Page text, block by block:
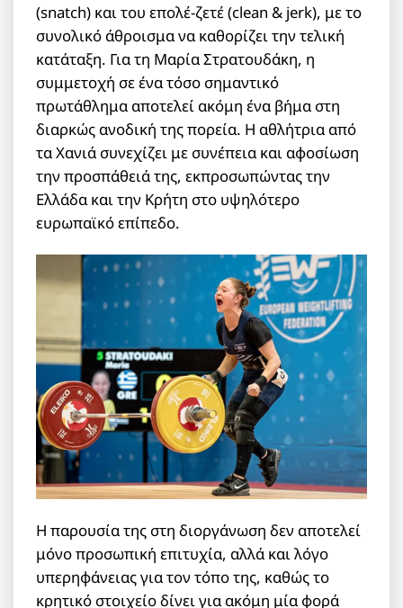
(snatch) και του επολέ-ζετέ (clean & jerk), με το
συνολικό άθροισμα να καθορίζει την τελική
κατάταξη. Για τη Μαρία Στρατουδάκη, η
συμμετοχή σε ένα τόσο σημαντικό
πρωτάθλημα αποτελεί ακόμη ένα βήμα στη
διαρκώς ανοδική της πορεία. Η αθλήτρια από
τα Χανιά συνεχίζει με συνέπεια και αφοσίωση
την προσπάθειά της, εκπροσωπώντας την
Ελλάδα και την Κρήτη στο υψηλότερο
ευρωπαϊκό επίπεδο.
Η παρουσία της στη διοργάνωση δεν αποτελεί
μόνο προσωπική επιτυχία, αλλά και λόγο
υπερηφάνειας για τον τόπο της, καθώς το
κρητικό στοιχείο δίνει για ακόμη μία φορά